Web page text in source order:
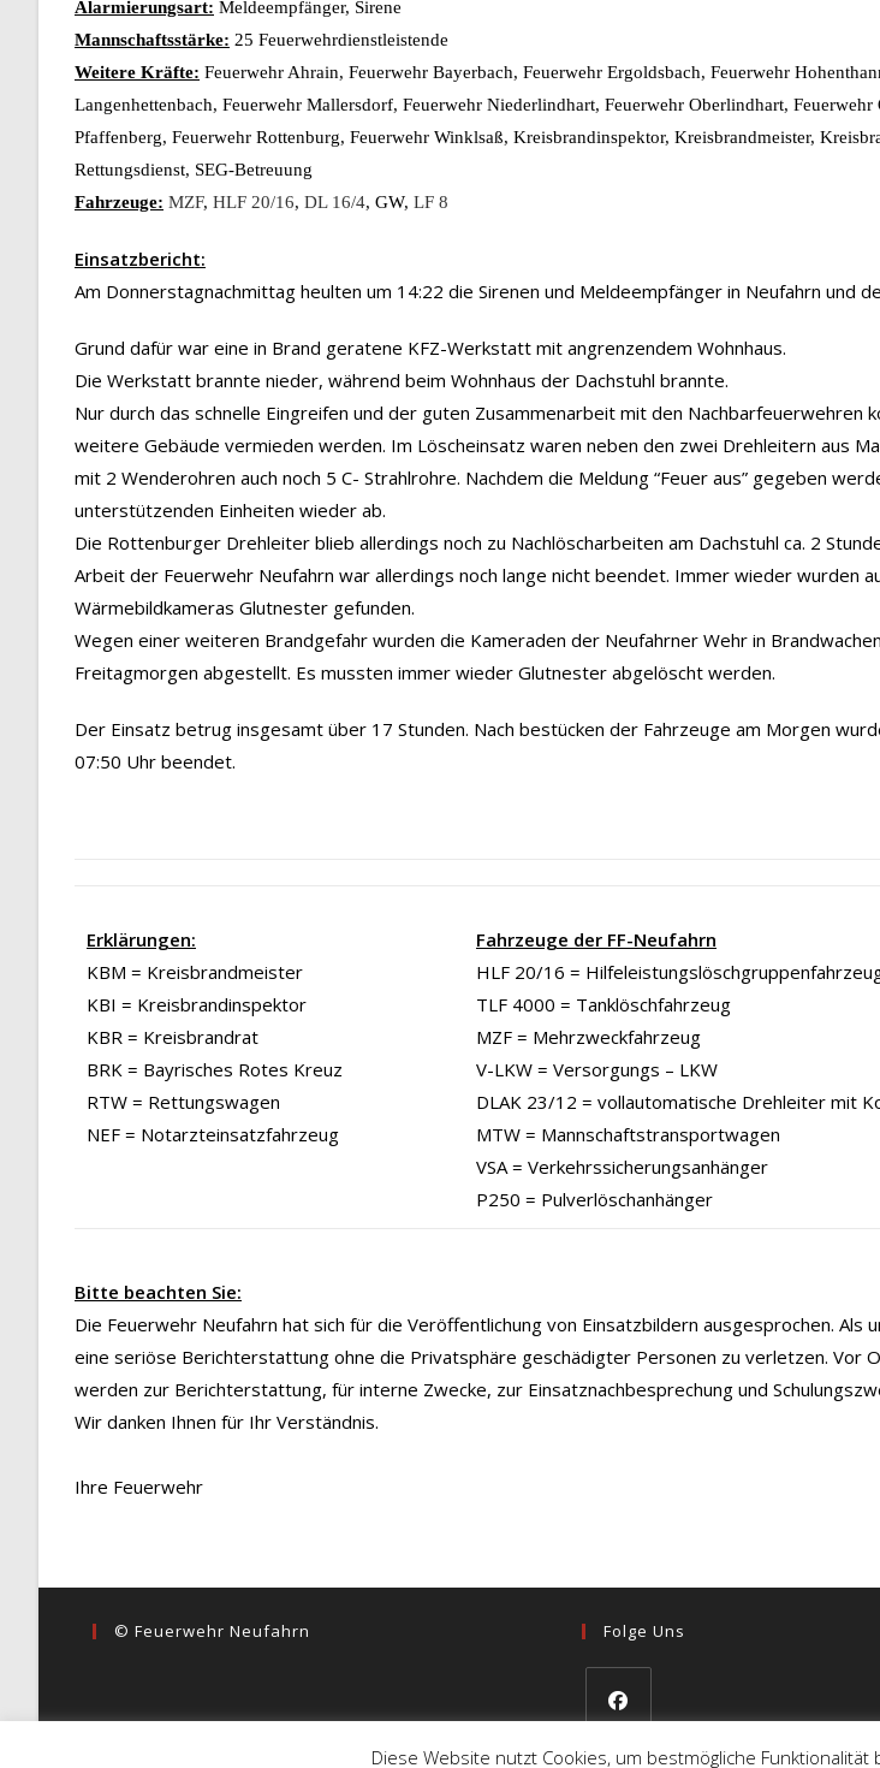
Alarmierungsart: Meldeempfänger, Sirene
Mannschaftsstärke: 25 Feuerwehrdienstleistende
Weitere Kräfte: Feuerwehr Ahrain, Feuerwehr Bayerbach, Feuerwehr Ergoldsbach, Feuerwehr
Langenhettenbach, Feuerwehr Mallersdorf, Feuerwehr Niederlindhart, Feuerwehr Oberlindhart,
Pfaffenberg, Feuerwehr Rottenburg, Feuerwehr Winklsaß, Kreisbrandinspektor, Kreisbrandmeister,
Rettungsdienst, SEG-Betreuung
Fahrzeuge: MZF, HLF 20/16, DL 16/4, GW, LF 8
Einsatzbericht:
Am Donnerstagnachmittag heulten um 14:22 die Sirenen und Meldeempfänger in Neufahrn und
Grund dafür war eine in Brand geratene KFZ-Werkstatt mit angrenzendem Wohnhaus.
Die Werkstatt brannte nieder, während beim Wohnhaus der Dachstuhl brannte.
Nur durch das schnelle Eingreifen und der guten Zusammenarbeit mit den Nachbarfeuerwehren
weitere Gebäude vermieden werden. Im Löscheinsatz waren neben den zwei Drehleitern aus
mit 2 Wenderohren auch noch 5 C- Strahlrohre. Nachdem die Meldung “Feuer aus” gegeben
unterstützenden Einheiten wieder ab.
Die Rottenburger Drehleiter blieb allerdings noch zu Nachlöscharbeiten am Dachstuhl ca. 2
Arbeit der Feuerwehr Neufahrn war allerdings noch lange nicht beendet. Immer wieder wurden
Wärmebildkameras Glutnester gefunden.
Wegen einer weiteren Brandgefahr wurden die Kameraden der Neufahrner Wehr in
Freitagmorgen abgestellt. Es mussten immer wieder Glutnester abgelöscht werden.
Der Einsatz betrug insgesamt über 17 Stunden. Nach bestücken der Fahrzeuge am Morgen
07:50 Uhr beendet.
Erklärungen:
KBM = Kreisbrandmeister
KBI = Kreisbrandinspektor
KBR = Kreisbrandrat
BRK = Bayrisches Rotes Kreuz
RTW = Rettungswagen
NEF = Notarzteinsatzfahrzeug
Fahrzeuge der FF-Neufahrn
HLF 20/16 =
TLF 4000 = Tanklöschfahrzeug
MZF = Mehrzweckfahrzeug
V-LKW = Versorgungs – LKW
DLAK 23/12 = vollautomatische Drehleiter mit
MTW = Mannschaftstransportwagen
VSA = Verkehrssicherungsanhänger
P250 = Pulverlöschanhänger
Bitte beachten Sie:
Die Feuerwehr Neufahrn hat sich für die Veröffentlichung von Einsatzbildern ausgesprochen. Als
eine seriöse Berichterstattung ohne die Privatsphäre geschädigter Personen zu verletzen. Vor
werden zur Berichterstattung, für interne Zwecke, zur Einsatznachbesprechung und
Wir danken Ihnen für Ihr Verständnis.
Ihre Feuerwehr
© Feuerwehr Neufahrn Folge Uns
Opens
Diese Website nutzt Cookies, um bestmögliche Funktionalität